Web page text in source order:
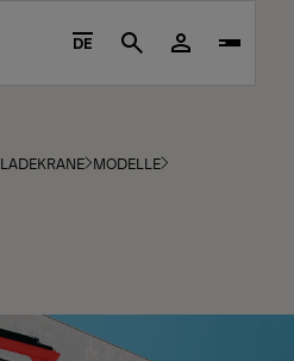
DE Search
LADEKRANE MODELLE